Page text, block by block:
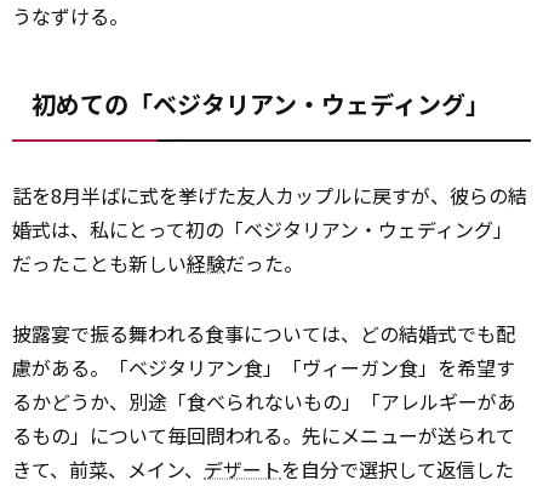
うなずける。
初めての「ベジタリアン・ウェディング」
話を8月半ばに式を挙げた友人カップルに戻すが、彼らの結
婚式は、私にとって初の「ベジタリアン・ウェディング」
だったことも新しい経験だった。
披露宴で振る舞われる食事については、どの結婚式でも配
慮がある。「ベジタリアン食」「ヴィーガン食」を希望す
るかどうか、別途「食べられないもの」「アレルギーがあ
るもの」について毎回問われる。先にメニューが送られて
きて、前菜、メイン、 デザートを自分で選択して返信した